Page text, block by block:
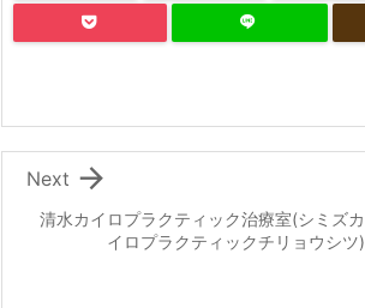
清水カイロプラクティック治療室(シミズカ
イロプラクティックチリョウシツ)

Next